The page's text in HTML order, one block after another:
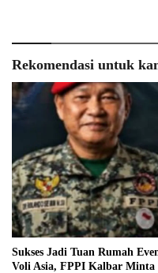
Rekomendasi untuk
Sukses Jadi Tuan Rumah
Voli Asia, FPPI Kalbar Minta